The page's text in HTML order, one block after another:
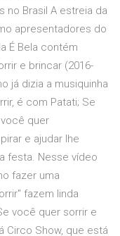
no Brasil A estreia da
apresentadores do
É Bela contém
e brincar (2016-
já dizia a musiquinha
é com Patati; Se
quer
e ajudar lhe
festa. Nesse vídeo
fazer uma
fazem linda
você quer sorrir e
Circo Show, que está